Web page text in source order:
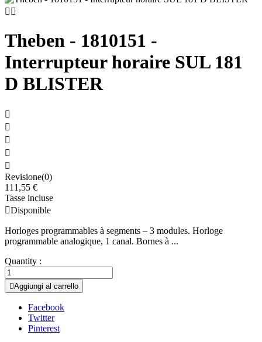
 
Theben - 1810151 -
Interrupteur horaire SUL 181
D BLISTER





Revisione(0)
111,55 €
Tasse incluse
Disponible
Horloges programmables à segments – 3 modules. Horloge
programmable analogique, 1 canal. Bornes à ...
Quantity :
Aggiungi al carrello
Facebook
Twitter
Pinterest